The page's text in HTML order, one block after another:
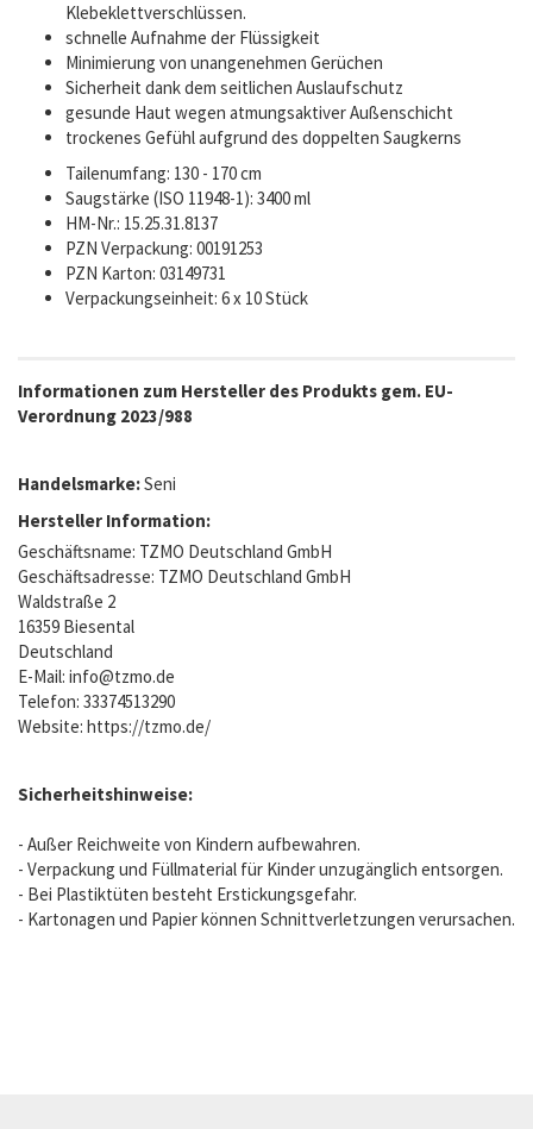
Klebeklettverschlüssen.
schnelle Aufnahme der Flüssigkeit
Minimierung von unangenehmen Gerüchen
Sicherheit dank dem seitlichen Auslaufschutz
gesunde Haut wegen atmungsaktiver Außenschicht
trockenes Gefühl aufgrund des doppelten Saugkerns
Tailenumfang: 130 - 170 cm
Saugstärke (ISO 11948-1): 3400 ml
HM-Nr.: 15.25.31.8137
PZN Verpackung: 00191253
PZN Karton: 03149731
Verpackungseinheit: 6 x 10 Stück
Informationen zum Hersteller des Produkts gem. EU-
Verordnung 2023/988
Handelsmarke:Seni
Hersteller Information:
Geschäftsname: TZMO Deutschland GmbH
Geschäftsadresse: TZMO Deutschland GmbH
Waldstraße 2
16359 Biesental
Deutschland
E-Mail: info@tzmo.de
Telefon: 33374513290
Website: https://tzmo.de/
Sicherheitshinweise:
- Außer Reichweite von Kindern aufbewahren.
- Verpackung und Füllmaterial für Kinder unzugänglich entsorgen.
- Bei Plastiktüten besteht Erstickungsgefahr.
- Kartonagen und Papier können Schnittverletzungen verursachen.